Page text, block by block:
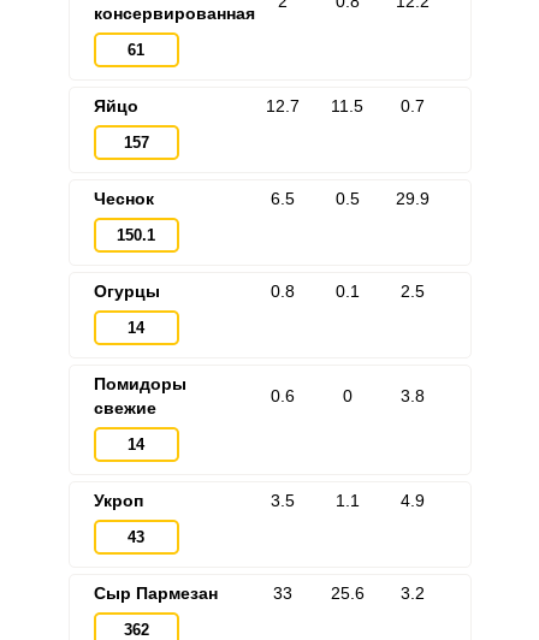
консервированная
61
Яйцо
157
12.7 11.5 0.7
Чеснок
150.1
6.5 0.5 29.9
Огурцы
14
0.8 0.1 2.5
Помидоры
свежие
14
0.6 0 3.8
Укроп
43
3.5 1.1 4.9
Сыр Пармезан
362
33 25.6 3.2
Запомнить меня